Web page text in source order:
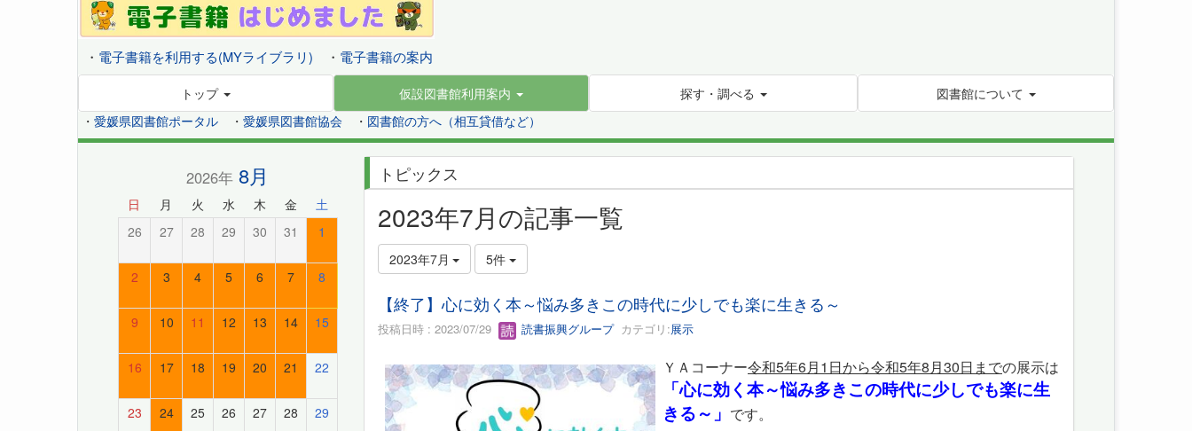
・ 電子書籍を利用する(MYライブラリ) ・ 電子書籍の案内
トップ 仮設図書館利用案内 探す・調べる
図書館について
・ 愛媛県図書館ポータル ・ 愛媛県図書館協会 ・ 図書館の方へ（相互貸借など）
トピックス
2023年7月の記事一覧
2023年7月 5件
【終了】心に効く本～悩み多きこの時代に少しでも楽に生きる～
投稿日時 : 2023/07/29 読書振興グループカテゴリ:展示
ＹＡコーナー令和5年6月1日から令和5年8月30日までの展示は
「心に効く本～悩み多きこの時代に少しでも楽に生
きる～」 です。
2026年 8月
日 月 火 水 木 金 土
26 27 28 29 30 31 1
2 3 4 5 6 7 8
9 10 11 12 13 14 15
16 17 18 19 20 21 22
23 24 25 26 27 28 29